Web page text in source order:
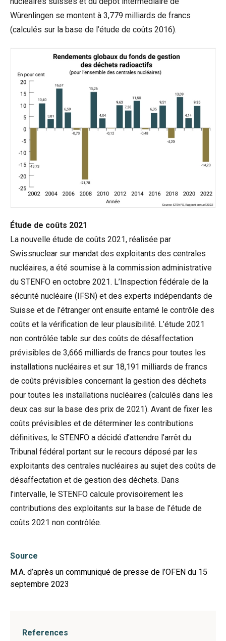
Würenlingen se montent à 3,779 milliards de francs
(calculés sur la base de l’étude de coûts 2016).
Étude de coûts 2021
La nouvelle étude de coûts 2021, réalisée par
Swissnuclear sur mandat des exploitants des centrales
nucléaires, a été soumise à la commission administrative
du STENFO en octobre 2021. L’Inspection fédérale de la
sécurité nucléaire (IFSN) et des experts indépendants de
Suisse et de l’étranger ont ensuite entamé le contrôle des
coûts et la vérification de leur plausibilité. L’étude 2021
non contrôlée table sur des coûts de désaffectation
prévisibles de 3,666 milliards de francs pour toutes les
installations nucléaires et sur 18,191 milliards de francs
de coûts prévisibles concernant la gestion des déchets
pour toutes les installations nucléaires (calculés dans les
deux cas sur la base des prix de 2021). Avant de fixer les
coûts prévisibles et de déterminer les contributions
définitives, le STENFO a décidé d’attendre l’arrêt du
Tribunal fédéral portant sur le recours déposé par les
exploitants des centrales nucléaires au sujet des coûts de
désaffectation et de gestion des déchets. Dans
l’intervalle, le STENFO calcule provisoirement les
contributions des exploitants sur la base de l’étude de
coûts 2021 non contrôlée.
Source
M.A. d’après un communiqué de presse de l’OFEN du 15
septembre 2023
References